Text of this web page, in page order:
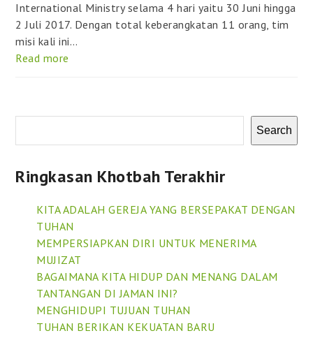
International Ministry selama 4 hari yaitu 30 Juni hingga
2 Juli 2017. Dengan total keberangkatan 11 orang, tim
misi kali ini…
Read more
Search
Ringkasan Khotbah Terakhir
KITA ADALAH GEREJA YANG BERSEPAKAT DENGAN
TUHAN
MEMPERSIAPKAN DIRI UNTUK MENERIMA
MUJIZAT
BAGAIMANA KITA HIDUP DAN MENANG DALAM
TANTANGAN DI JAMAN INI?
MENGHIDUPI TUJUAN TUHAN
TUHAN BERIKAN KEKUATAN BARU